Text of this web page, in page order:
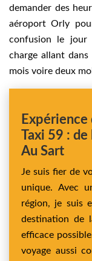
demander des
aéroport Orly
confusion le jour
charge allant
mois voire deux
Taxi 59 :
Au Sart
Je suis fier de
unique. Avec
région, je suis
destination de
efficace
voyage aussi